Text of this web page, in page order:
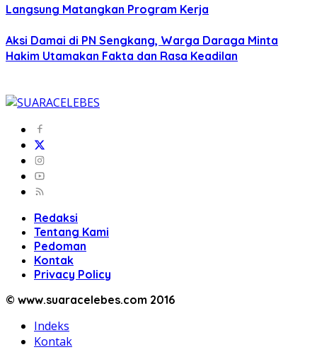
Langsung Matangkan Program Kerja
Aksi Damai di PN Sengkang, Warga Daraga Minta
Hakim Utamakan Fakta dan Rasa Keadilan
Redaksi
Tentang Kami
Pedoman
Kontak
Privacy Policy
© www.suaracelebes.com 2016
Indeks
Kontak